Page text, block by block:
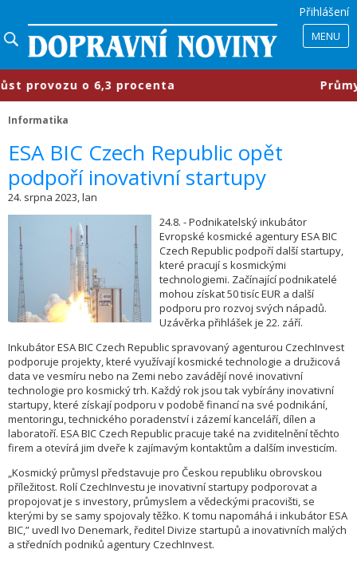
Přihlášení
MENU
o 6,3 procenta
Informatika
​ESA BIC Czech Republic opět
podpoří inovativní startupy
24. srpna 2023, lan
24.8. - Podnikatelský inkubátor
Evropské kosmické agentury ESA BIC
Czech Republic podpoří další startupy,
které pracují s kosmickými
technologiemi. Začínající podnikatelé
mohou získat 50 tisíc EUR a další
podporu pro rozvoj svých nápadů.
Uzávěrka přihlášek je 22. září.
Inkubátor ESA BIC Czech Republic spravovaný agenturou CzechInvest
podporuje projekty, které využívají kosmické technologie a družicová
data ve vesmíru nebo na Zemi nebo zavádějí nové inovativní
technologie pro kosmický trh. Každý rok jsou tak vybírány inovativní
startupy, které získají podporu v podobě financí na své podnikání,
mentoringu, technického poradenství i zázemí kanceláří, dílen a
laboratoří. ESA BIC Czech Republic pracuje také na zviditelnění těchto
firem a otevírá jim dveře k zajímavým kontaktům a dalším investicím.
„Kosmický průmysl představuje pro Českou republiku obrovskou
příležitost. Rolí CzechInvestu je inovativní startupy podporovat a
propojovat je s investory, průmyslem a vědeckými pracovišti, se
kterými by se samy spojovaly těžko. K tomu napomáhá i inkubátor ESA
BIC,” uvedl Ivo Denemark, ředitel Divize startupů a inovativních malých
a středních podniků agentury CzechInvest.